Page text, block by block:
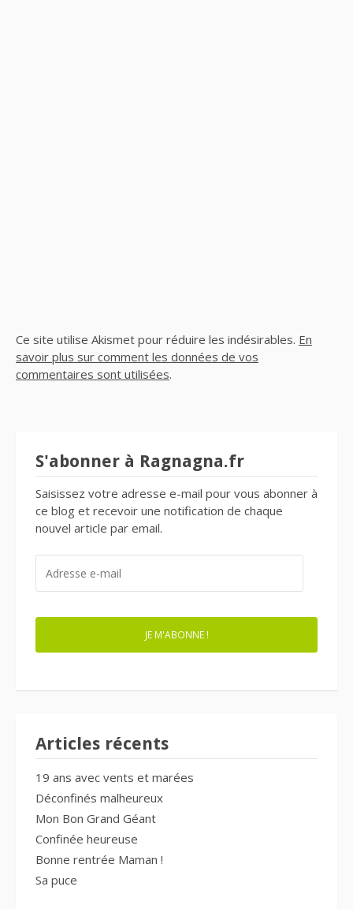
Ce site utilise Akismet pour réduire les indésirables. En
savoir plus sur comment les données de vos
commentaires sont utilisées.
S'abonner à Ragnagna.fr
Saisissez votre adresse e-mail pour vous abonner à
ce blog et recevoir une notification de chaque
nouvel article par email.
MAIL
JE M'ABONNE !
Articles récents
19 ans avec vents et marées
Déconfinés malheureux
Mon Bon Grand Géant
Confinée heureuse
Bonne rentrée Maman !
Sa puce